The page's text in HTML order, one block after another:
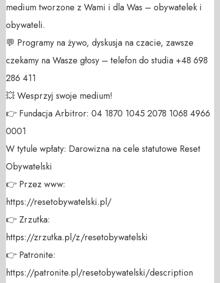
medium tworzone z Wami i dla Was – obywatelek i
obywateli.
💬 Programy na żywo, dyskusja na czacie, zawsze
czekamy na Wasze głosy – telefon do studia +48 698
286 411
💥 Wesprzyj swoje medium!
👉 Fundacja Arbitror: 04 1870 1045 2078 1068 4966
0001
W tytule wpłaty: Darowizna na cele statutowe Reset
Obywatelski
👉 Przez www:
https://resetobywatelski.pl/
👉 Zrzutka:
https://zrzutka.pl/z/resetobywatelski
👉 Patronite:
https://patronite.pl/resetobywatelski/description